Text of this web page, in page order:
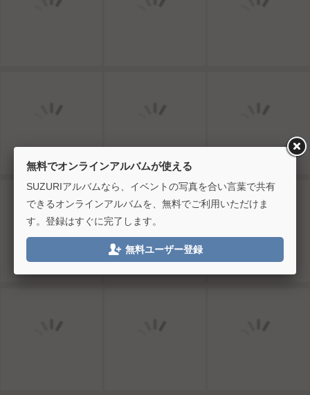
無料でオンラインアルバムが使える
SUZURIアルバムなら、イベントの写真を合い言葉で共有
できるオンラインアルバムを、無料でご利用いただけま
す。登録はすぐに完了します。
 無料ユーザー登録